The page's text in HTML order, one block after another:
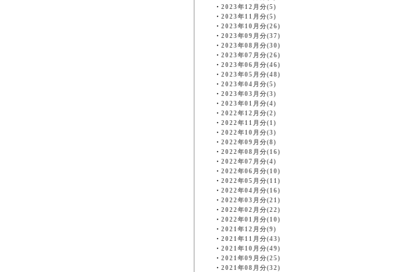
・ 2023年12月分(5)
・ 2023年11月分(5)
・ 2023年10月分(26)
・ 2023年09月分(37)
・ 2023年08月分(30)
・ 2023年07月分(26)
・ 2023年06月分(46)
・ 2023年05月分(48)
・ 2023年04月分(5)
・ 2023年03月分(3)
・ 2023年01月分(4)
・ 2022年12月分(2)
・ 2022年11月分(1)
・ 2022年10月分(3)
・ 2022年09月分(8)
・ 2022年08月分(16)
・ 2022年07月分(4)
・ 2022年06月分(10)
・ 2022年05月分(11)
・ 2022年04月分(16)
・ 2022年03月分(21)
・ 2022年02月分(22)
・ 2022年01月分(10)
・ 2021年12月分(9)
・ 2021年11月分(43)
・ 2021年10月分(49)
・ 2021年09月分(25)
・ 2021年08月分(32)